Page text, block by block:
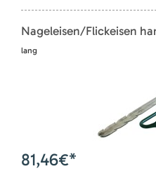
Nageleisen/Flickeisen
lang
81,46€*